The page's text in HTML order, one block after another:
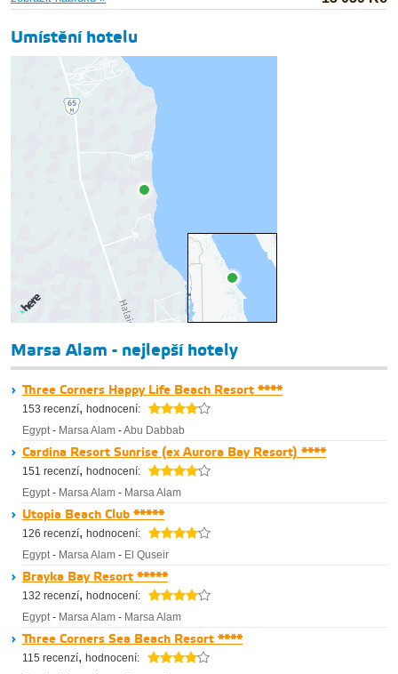
Umístění hotelu
Marsa Alam - nejlepší hotely
Three Corners Happy Life Beach Resort ****
153 recenzí, hodnocení:
Egypt - Marsa Alam -Abu Dabbab
Cardina Resort Sunrise (ex Aurora Bay Resort) ****
151 recenzí, hodnocení:
Egypt - Marsa Alam - Marsa Alam
Utopia Beach Club *****
126 recenzí, hodnocení:
Egypt - Marsa Alam - El Quseir
Brayka Bay Resort *****
132 recenzí, hodnocení:
Egypt - Marsa Alam - Marsa Alam
Three Corners Sea Beach Resort ****
115 recenzí, hodnocení: